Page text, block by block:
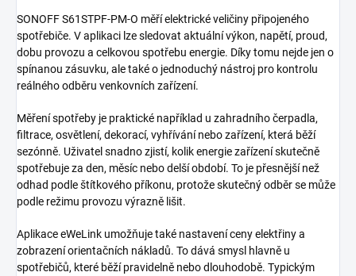
SONOFF S61STPF-PM-O měří elektrické veličiny připojeného
spotřebiče. V aplikaci lze sledovat aktuální výkon, napětí, proud,
dobu provozu a celkovou spotřebu energie. Díky tomu nejde jen o
spínanou zásuvku, ale také o jednoduchý nástroj pro kontrolu
reálného odběru venkovních zařízení.
Měření spotřeby je praktické například u zahradního čerpadla,
filtrace, osvětlení, dekorací, vyhřívání nebo zařízení, která běží
sezónně. Uživatel snadno zjistí, kolik energie zařízení skutečně
spotřebuje za den, měsíc nebo delší období. To je přesnější než
odhad podle štítkového příkonu, protože skutečný odběr se může
podle režimu provozu výrazně lišit.
Aplikace eWeLink umožňuje také nastavení ceny elektřiny a
zobrazení orientačních nákladů. To dává smysl hlavně u
spotřebičů, které běží pravidelně nebo dlouhodobě. Typickým